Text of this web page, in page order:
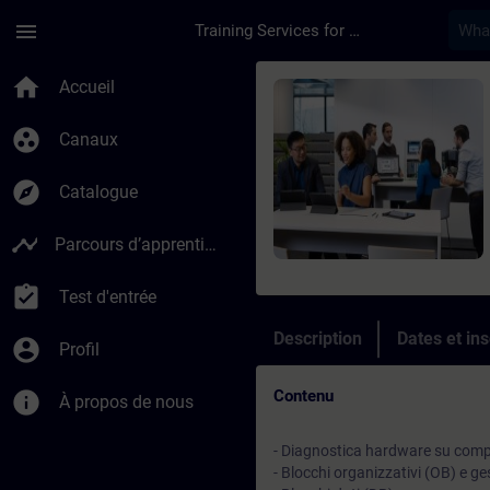
menu Training Services for Digital Industries
home Accueil
group_work Canaux
explore Catalogue
timeline Parcours d’apprentissage
assignment_turned_in Test d'entrée
account_circle Profil
info À propos de nous
Cours - Online-
Description Dates et
Contenu
- Diagnostica hardware su
- Blocchi organizzativi (OB) e